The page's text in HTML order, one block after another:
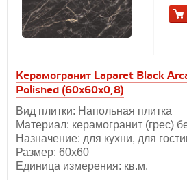
Керамогранит Laparet Black
Polished (60х60х0,8)
Вид плитки: Напольная плитка
Материал: керамогранит (грес)
Назначение: для кухни, для
Размер: 60х60
Единица измерения: кв.м.